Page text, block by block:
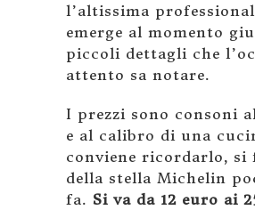
l’altissima
emerge al momento
piccoli dettagli che
attento sa notare.
I prezzi sono consoni
e al calibro di una
conviene ricordarlo, si
della stella Michelin
fa. Si va da 12 euro ai